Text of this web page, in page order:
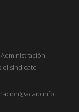
el sindicato